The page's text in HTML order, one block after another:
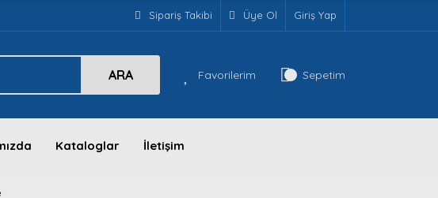
Sipariş Takibi Üye Ol Giriş Yap
ARA Favorilerim Sepetim
Kataloglar İletişim